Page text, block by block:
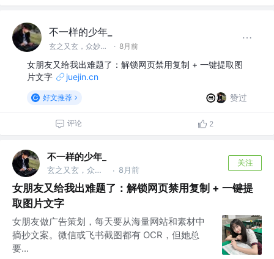
不一样的少年_
玄之又玄，众妙之门 · 8月前
女朋友又给我出难题了：解锁网页禁用复制 + 一键提取图
片文字
juejin.cn
好文推荐 赞过
评论 2
不一样的少年_
玄之又玄，众妙之门 · 8月前
关注
女朋友又给我出难题了：解锁网页禁用复制 + 一键提
取图片文字
女朋友做广告策划，每天要从海量网站和素材中
摘抄文案。微信或飞书截图都有 OCR，但她总
要...